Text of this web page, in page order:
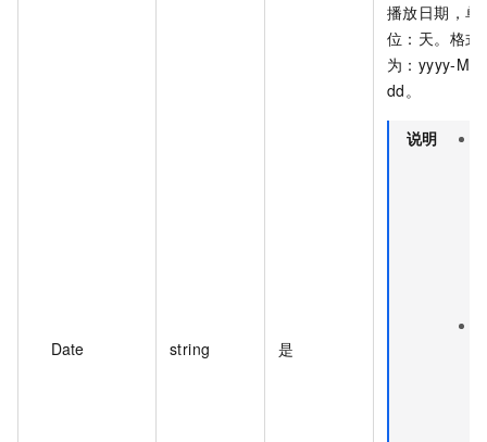
Date string 是
播放日期，单
位：天。格式
为：yyyy-
dd。
说明